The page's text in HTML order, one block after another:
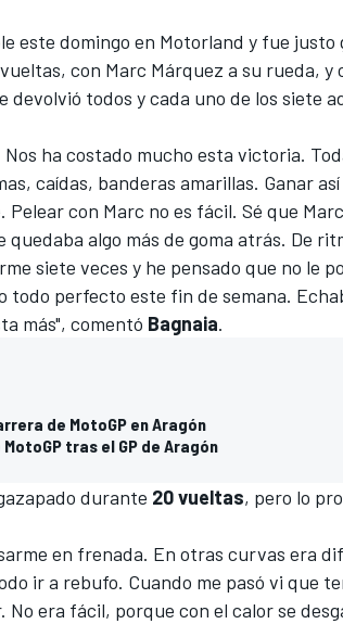
este domingo en Motorland y fue justo
con Marc Márquez a su rueda, y
devolvió todos y cada uno de los siete
ha costado mucho esta victoria.
caídas, banderas amarillas. Ganar
Pelear con Marc no es fácil. Sé que
quedaba algo más de goma atrás. De
siete veces y he pensado que no le
todo perfecto este fin de semana.
más", comentó Bagnaia.
de MotoGP en Aragón
tras el GP de Aragón
durante 20 vueltas, pero lo
en frenada. En otras curvas era
ir a rebufo. Cuando me pasó vi que
No era fácil, porque con el calor se